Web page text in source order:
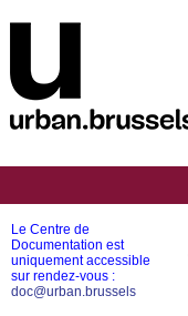
Le Centre de
Documentation est
uniquement accessible
sur rendez-vous :
doc@urban.brussels